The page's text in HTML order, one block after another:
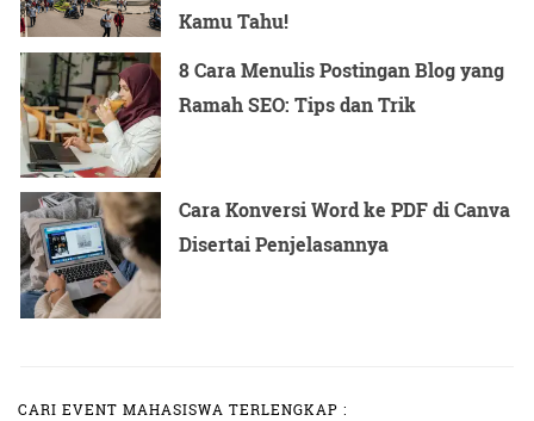
Kamu Tahu!
8 Cara Menulis Postingan Blog yang
Ramah SEO: Tips dan Trik
Cara Konversi Word ke PDF di Canva
Disertai Penjelasannya
CARI EVENT MAHASISWA TERLENGKAP :